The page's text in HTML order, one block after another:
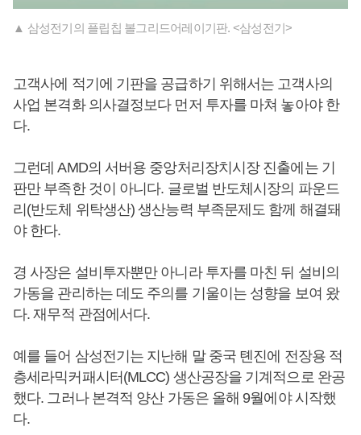
▲ 삼성전기의 플립칩 볼그리드어레이기판. <삼성전기>
고객사에 적기에 기판을 공급하기 위해서는 고객사의
사업 본격화 의사결정보다 먼저 투자를 마쳐 놓아야 한
다.
그런데 AMD의 서버용 중앙처리장치시장 진출에는 기
판만 부족한 것이 아니다. 글로벌 반도체시장의 파운드
리(반도체 위탁생산) 생산능력 부족문제도 함께 해결돼
야 한다.
경 사장은 설비투자뿐만 아니라 투자를 마친 뒤 설비의
가동을 관리하는 데도 주의를 기울이는 성향을 보여 왔
다. 재무적 관점에서다.
예를 들어 삼성전기는 지난해 말 중국 톈진에 전장용 적
층세라믹커패시터(MLCC) 생산공장을 기계적으로 완공
했다. 그러나 본격적 양산 가동은 올해 9월에야 시작했
다.